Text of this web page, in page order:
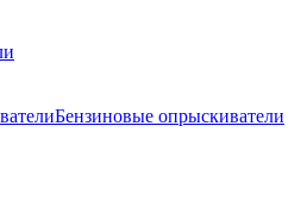
Бензиновые опрыскиватели